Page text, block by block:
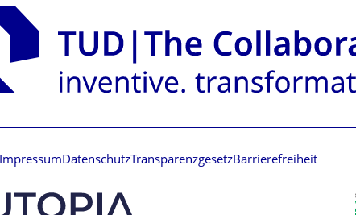
Impressum DatenschutzTransparenzgesetzBarrierefreiheit